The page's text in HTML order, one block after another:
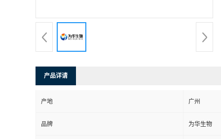
产品详请
产地 广州
品牌 为华生物